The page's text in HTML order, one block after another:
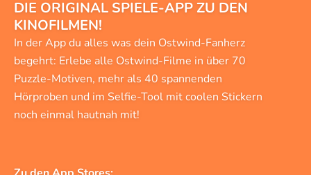
DIE ORIGINAL SPIELE-APP ZU DEN
KINOFILMEN!
In der App du alles was dein Ostwind-Fanherz
begehrt: Erlebe alle Ostwind-Filme in über 70
Puzzle-Motiven, mehr als 40 spannenden
Hörproben und im Selfie-Tool mit coolen Stickern
noch einmal hautnah mit!